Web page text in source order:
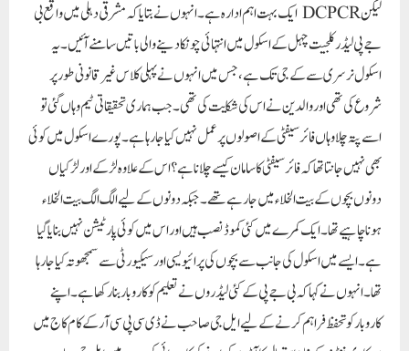
لیکن DCPCR ایک بہت اہم ادارہ ہے۔ انہوں نے بتایا کہ مشرقی دہلی میں واقع بی
جے پی لیڈر کلجیت چہل کے اسکول میں انتہائی چونکا دینے والی باتیں سامنے آئیں۔ یہ
اسکول نرسری سے کے جی تک ہے، جس میں انہوں نے پہلی کلاس غیر قانونی طور پر
شروع کی تھی اور والدین نے اس کی شکایت کی تھی۔ جب ہماری تحقیقاتی ٹیم وہاں گئی تو
اسے پتہ چلاوہاں فائر سیفٹی کے اصولوں پر عمل نہیں کیا جا رہا ہے۔ پورے اسکول میں کوئی
بھی نہیں جانتا تھا کہ فائر سیفٹی کا سامان کیسے چلانا ہے؟اس کے علاوہ لڑکے اور لڑکیاں
دونوں بچوں کے بیت الخلاء میں جا رہے تھے۔ جبکہ دونوں کے لیے الگ الگ بیت الخلاء
ہونا چاہیے تھا۔ ایک کمرے میں کئی کموڈ نصب ہیں اور اس میں کوئی پارٹیشن نہیں بنایا گیا
ہے۔ ایسے میں اسکول کی جانب سے بچوں کی پرائیویسی اور سیکیورٹی سے سمجھوتہ کیا جارہا
تھا۔انہوں نے کہا کہ بی جے پی کے کئی لیڈروں نے تعلیم کو کاروبار بنا رکھا ہے۔ اپنے
کاروبار کو تحفظ فراہم کرنے کے لیے ایل جی صاحب نے ڈی سی پی سی آر کے کام کاج میں